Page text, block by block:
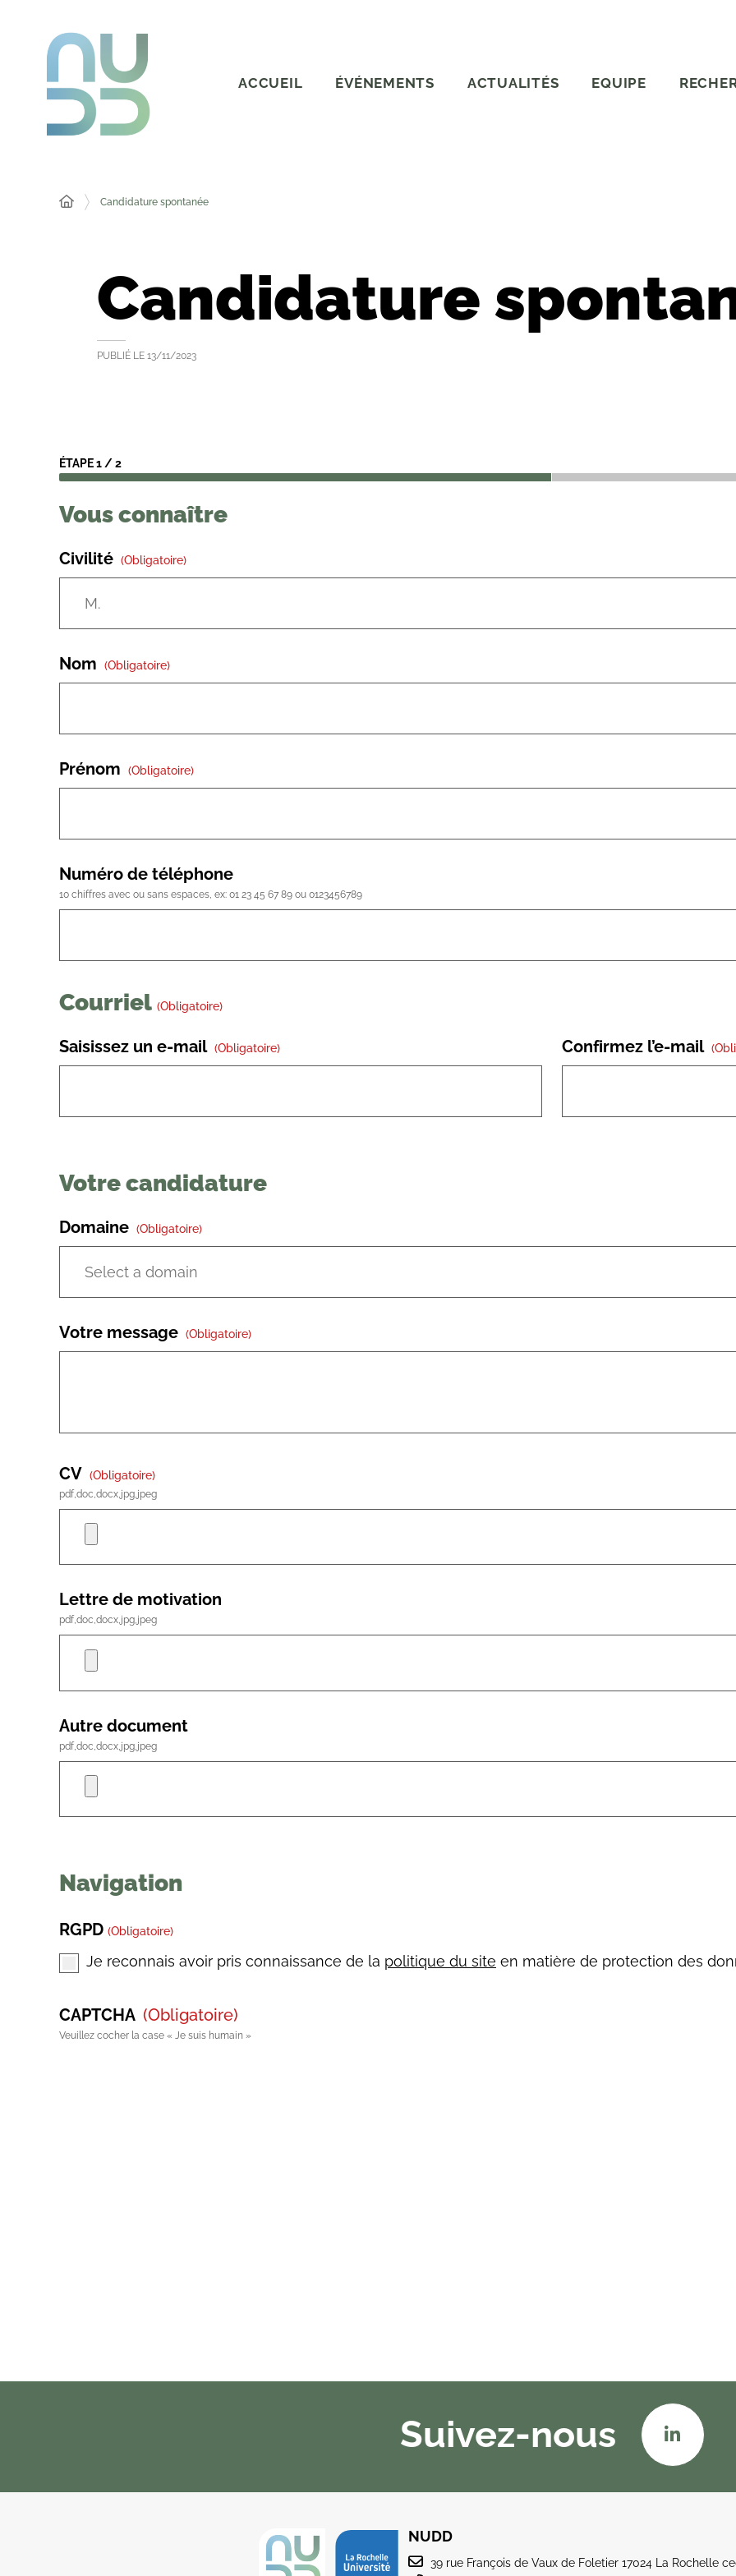
ACCUEIL ÉVÉNEMENTS ACTUALITÉS EQUIPE
Candidature spontanée
Candidature
PUBLIÉ LE 13/11/2023
ÉTAPE1 /2
Vous connaître
Civilité (obligatoire)
Nom (obligatoire)
Prénom (obligatoire)
Numéro de téléphone
10 chiffres avec ou sans espaces, ex: 01 23 45 67 89 ou 0123456789
Courriel (obligatoire)
Saisissez un e-mail (obligatoire) Confirmez l’e-mail
Votre candidature
Domaine (obligatoire)
Votre message (obligatoire)
CV (obligatoire)
pdf,doc,docx,jpg,jpeg
Lettre de motivation
pdf,doc,docx,jpg,jpeg
Autre document
pdf,doc,docx,jpg,jpeg
Navigation
RGPD (obligatoire)
Je reconnais avoir pris connaissance de la politique du site en matière de protection des
CAPTCHA (obligatoire)
Veuillez cocher la case « Je suis humain »
Suivez-nous
NUDD
39 rue François de Vaux de Foletier 17024 La Rochelle